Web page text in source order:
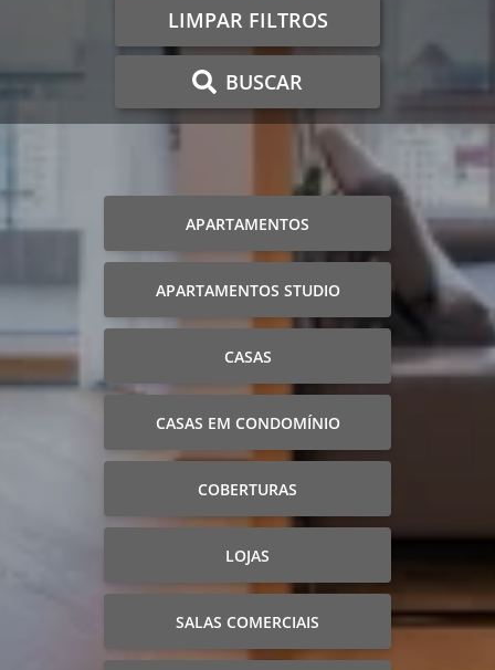
LIMPAR FILTROS
BUSCAR
APARTAMENTOS
APARTAMENTOS STUDIO
CASAS
CASAS EM CONDOMÍNIO
COBERTURAS
LOJAS
SALAS COMERCIAIS